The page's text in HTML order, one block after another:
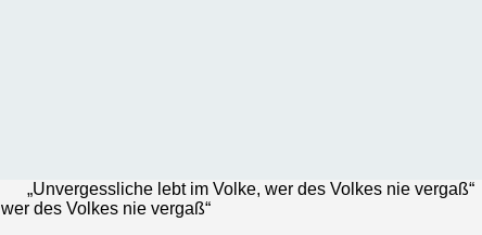
„Unvergessliche lebt im Volke, wer des Volkes nie vergaß“
des Volkes nie vergaß“